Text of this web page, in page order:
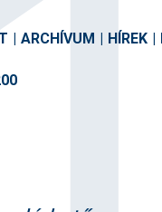
| ARCHÍVUM | HÍREK |